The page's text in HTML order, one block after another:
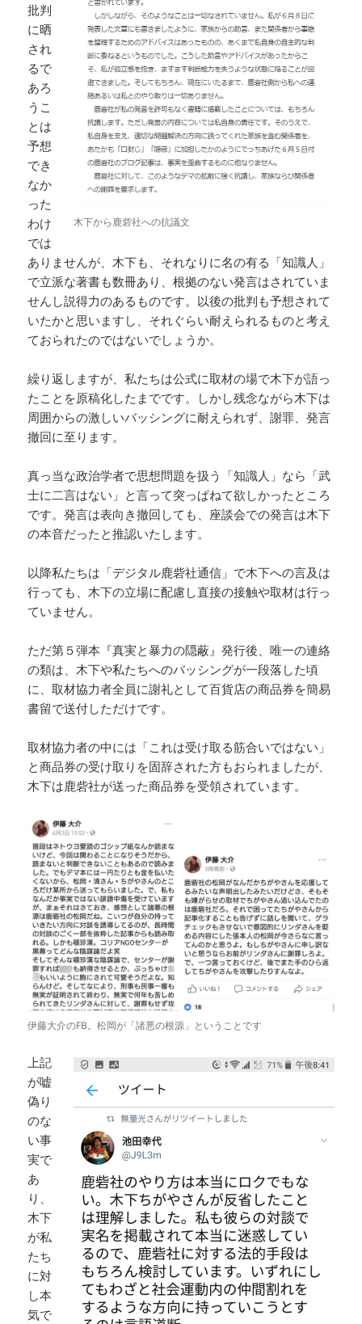
木下から鹿砦社への抗議文
批判
に晒
され
るで
あろ
うこ
とは
予想
でき
なか
った
わけ
では
ありませんが、木下も、それなりに名の有る「知識人」
で立派な著書も数冊あり、根拠のない発言はされていま
せんし説得力のあるものです。以後の批判も予想されて
いたかと思いますし、それぐらい耐えられるものと考え
ておられたのではないでしょうか。
繰り返しますが、私たちは公式に取材の場で木下が語っ
たことを原稿化したまでです。しかし残念ながら木下は
周囲からの激しいバッシングに耐えられず、謝罪、発言
撤回に至ります。
真っ当な政治学者で思想問題を扱う「知識人」なら「武
士に二言はない」と言って突っぱねて欲しかったところ
です。発言は表向き撤回しても、座談会での発言は木下
の本音だったと推認いたします。
以降私たちは「デジタル鹿砦社通信」で木下への言及は
行っても、木下の立場に配慮し直接の接触や取材は行っ
ていません。
ただ第５弾本『真実と暴力の隠蔽』発行後、唯一の連絡
の類は、木下や私たちへのバッシングが一段落した頃
に、取材協力者全員に謝礼として百貨店の商品券を簡易
書留で送付しただけです。
取材協力者の中には「これは受け取る筋合いではない」
と商品券の受け取りを固辞された方もおられましたが、
木下は鹿砦社が送った商品券を受領されています。
伊藤大介のFB。松岡が「諸悪の根源」ということです
上記
が嘘
偽り
のな
い事
実で
あ
り、
木下
が私
たち
に対
し本
気で